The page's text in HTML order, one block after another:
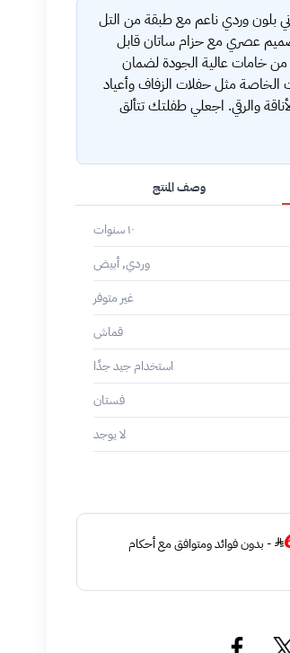
بلون وردي ناعم مع طبقة من التل
بتصميم عصري مع حزام ساتان قابل
من خامات عالية الجودة لضمان
الخاصة مثل حفلات الزفاف وأعياد
والرقي. اجعلي طفلتك تتألق
١٠ سنوات
وردي, أبيض
غير متوفر
قماش
استخدام جيد جدًا
فستان
لا يوجد
وصف المنتج
- بدون فوائد ومتوافق مع أحكام